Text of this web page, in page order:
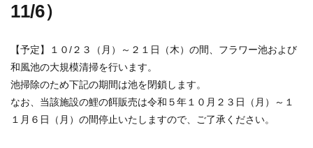
11/6）
【予定】１０/２３（月）～２１日（木）の間、フラワー池および
和風池の大規模清掃を行います。
池掃除のため下記の期間は池を閉鎖します。
なお、当該施設の鯉の餌販売は令和５年１０月２３日（月）～１
１月６日（月）の間停止いたしますので、ご了承ください。